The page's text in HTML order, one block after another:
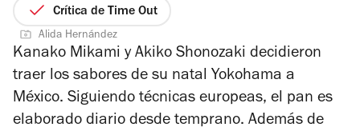
2
4
estrellas
Crítica de Time Out
Alida Hernández
Kanako Mikami y Akiko Shonozaki decidieron
traer los sabores de su natal Yokohama a
México. Siguiendo técnicas europeas, el pan es
elaborado diario desde temprano. Además de